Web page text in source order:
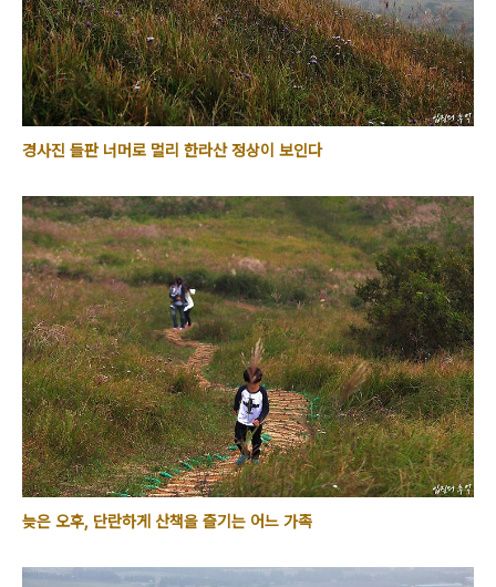
경사진 들판 너머로 멀리 한라산 정상이 보인다
늦은 오후, 단란하게 산책을 즐기는 어느 가족